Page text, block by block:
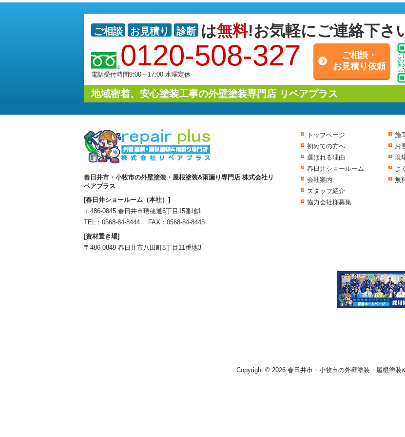
ご相談 お見積り 診断 は無料!お気軽にご連絡下さ
0120-508-327
電話受付時間9:00～17:00 水曜定休
ご相談・
お見積り依頼
地域密着、安心塗装工事の外壁塗装専門店 リペアプラス
春日井市・小牧市の外壁塗装・屋根塗装&雨漏り専門店 株式会社リ
ペアプラス
[春日井ショールーム（本社）]
〒486-0845 春日井市瑞穂通6丁目15番地1
TEL： 0568-84-8444 FAX：0568-84-8445
[資材置き場]
〒486-0849 春日井市八田町8丁目11番地3
トップページ
初めての方へ
選ばれる理由
春日井ショールーム
会社案内
スタッフ紹介
協力会社様募集
施
お
現
よ
無
Copyright © 2026 春日井市・小牧市の外壁塗装・屋根塗